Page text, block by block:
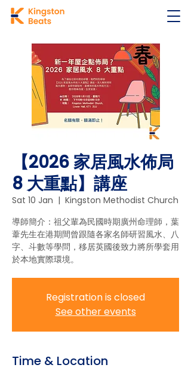
【2026 家居風水佈局
8 大重點】講座
Sat 10 Jan
  |
Kingston Methodist Church
導師簡介：祖父輩為民國時期廣州命理師，葉
葦先生在港期間曾跟隨各家名師研習風水、八
字、斗數等學問，移居英國後致力將所學套用
於本地實際環境。
Registration is closed
See other events
Time & Location